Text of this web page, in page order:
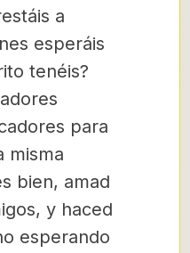
a
esperáis
tenéis?
para
misma
bien, amad
y haced
esperando